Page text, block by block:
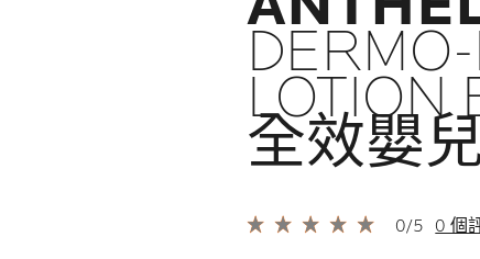
LOTION
全效嬰
0/5 0 個